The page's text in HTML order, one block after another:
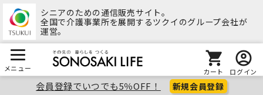
シニアのための通信販売サイト。
全国で介護事業所を展開するツクイのグループ会社が
運営。
メニュー カート ログイン
会員登録でいつでも5％OFF！ 新規会員登録